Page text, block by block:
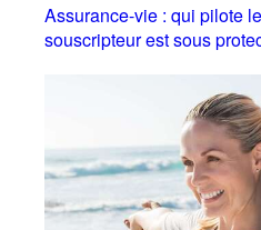
Assurance-vie : qui pilote
souscripteur est sous